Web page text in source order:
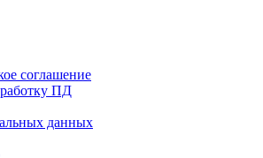
соглашение
ПД
данных